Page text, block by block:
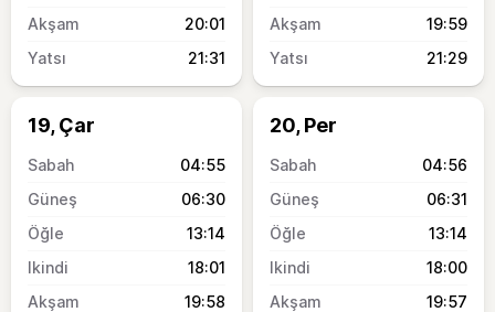
20:01
21:31
19:59
21:29
19, Çar
04:55
06:30
13:14
18:01
19:58
20, Per
04:56
06:31
13:14
18:00
19:57